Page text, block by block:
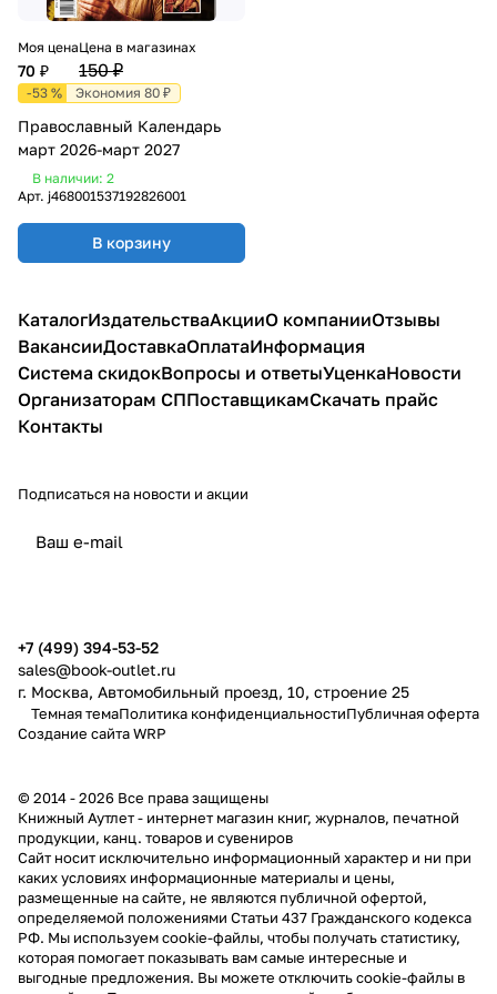
Моя цена
70 ₽
Цена в магазинах
150 ₽
-53 % Экономия 80 ₽
Православный Календарь
март 2026-март 2027
В наличии: 2
Арт. j468001537192826001
В корзину
КаталогИздательстваАкцииО компанииОтзывы
ВакансииДоставкаОплатаИнформация
Система скидокВопросы и ответыУценкаНовости
Организаторам СППоставщикамСкачать прайс
Контакты
Подписаться на новости и акции
+7 (499) 394-53-52
sales@book-outlet.ru
г. Москва, Автомобильный проезд, 10, строение 25
Темная темаПолитика конфиденциальностиПубличная оферта
Создание сайтаWRP
© 2014 - 2026 Все права защищены
Книжный Аутлет - интернет магазин книг, журналов, печатной
продукции, канц. товаров и сувениров
Cайт носит исключительно информационный характер и ни при
каких условиях информационные материалы и цены,
размещенные на сайте, не являются публичной офертой,
определяемой положениями Статьи 437 Гражданского кодекса
РФ. Мы используем cookie-файлы, чтобы получать статистику,
которая помогает показывать вам самые интересные и
выгодные предложения. Вы можете отключить cookie-файлы в